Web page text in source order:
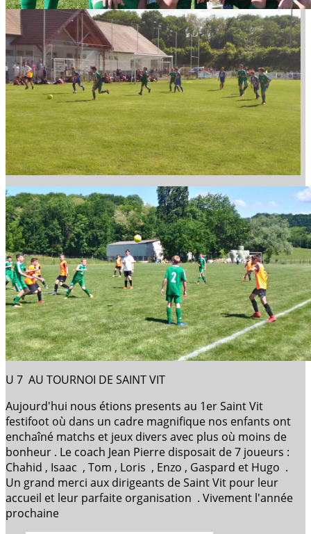
U 7 AU TOURNOI DE SAINT VIT
Aujourd'hui nous étions presents au 1er Saint Vit
festifoot où dans un cadre magnifique nos enfants ont
enchaîné matchs et jeux divers avec plus où moins de
bonheur . Le coach Jean Pierre disposait de 7 joueurs :
Chahid , Isaac , Tom , Loris , Enzo , Gaspard et Hugo .
Un grand merci aux dirigeants de Saint Vit pour leur
accueil et leur parfaite organisation . Vivement l'année
prochaine